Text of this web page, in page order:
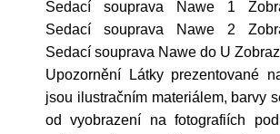
Sedací souprava Nawe 1
Sedací souprava Nawe 2
Sedací souprava Nawe do U
Upozornění Látky prezentované
jsou ilustračním materiálem, barvy
od vyobrazení na fotografiích